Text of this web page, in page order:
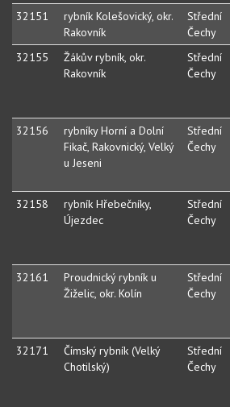
32151
rybník Kolešovický, okr.
Rakovník
Střední
Čechy
32155
Žákův rybník, okr.
Rakovník
Střední
Čechy
32156
rybníky Horní a Dolní
Fikač, Rakovnický, Velký
u Jeseni
Střední
Čechy
32158
rybník Hřebečníky,
Újezdec
Střední
Čechy
32161
Proudnický rybník u
Žiželic, okr. Kolín
Střední
Čechy
32171
Čímský rybník (Velký
Chotilský)
Střední
Čechy